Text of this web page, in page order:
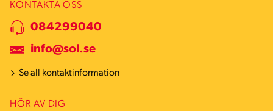
KONTAKTA OSS
084299040
info@sol.se
Se all kontaktinformation
HÖR AV DIG